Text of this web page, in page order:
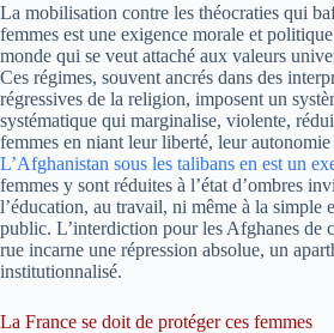
La mobilisation contre les théocraties qui
femmes est une exigence morale et
monde qui se veut attaché aux valeurs
Ces régimes, souvent ancrés dans des
régressives de la religion, imposent un
systématique qui marginalise, violente,
femmes en niant leur liberté, leur
L’Afghanistan sous les talibans en est un
femmes y sont réduites à l’état d’ombres
l’éducation, au travail, ni même à la simple
public. L’interdiction pour les Afghanes de
rue incarne une répression absolue, un
institutionnalisé.
La France se doit de protéger ces femmes